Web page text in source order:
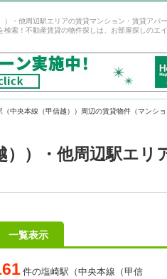
）・他周辺駅エリアの賃貸マンション・賃貸アパー
検索！不動産賃貸の物件探しは、お部屋探しのエ
（中央本線（甲信越））周辺の賃貸物件（マンシ
））・他周辺駅エ
一覧表示
件の塩崎駅（中央本線（甲信